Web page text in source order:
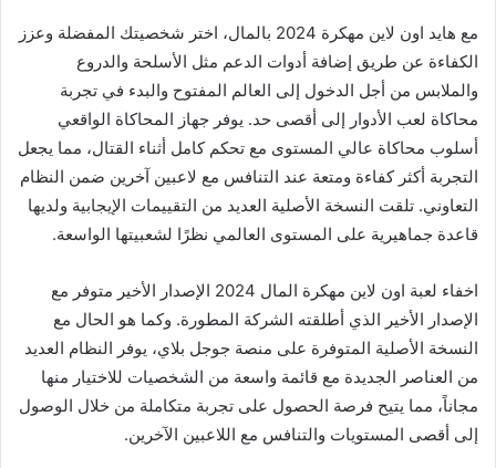
مع هايد اون لاين مهكرة 2024 بالمال، اختر شخصيتك المفضلة وعزز
الكفاءة عن طريق إضافة أدوات الدعم مثل الأسلحة والدروع
والملابس من أجل الدخول إلى العالم المفتوح والبدء في تجربة
محاكاة لعب الأدوار إلى أقصى حد. يوفر جهاز المحاكاة الواقعي
أسلوب محاكاة عالي المستوى مع تحكم كامل أثناء القتال، مما يجعل
التجربة أكثر كفاءة ومتعة عند التنافس مع لاعبين آخرين ضمن النظام
التعاوني. تلقت النسخة الأصلية العديد من التقييمات الإيجابية ولديها
قاعدة جماهيرية على المستوى العالمي نظرًا لشعبيتها الواسعة.
اخفاء لعبة اون لاين مهكرة المال 2024 الإصدار الأخير متوفر مع
الإصدار الأخير الذي أطلقته الشركة المطورة. وكما هو الحال مع
النسخة الأصلية المتوفرة على منصة جوجل بلاي، يوفر النظام العديد
من العناصر الجديدة مع قائمة واسعة من الشخصيات للاختيار منها
مجاناً، مما يتيح فرصة الحصول على تجربة متكاملة من خلال الوصول
إلى أقصى المستويات والتنافس مع اللاعبين الآخرين.